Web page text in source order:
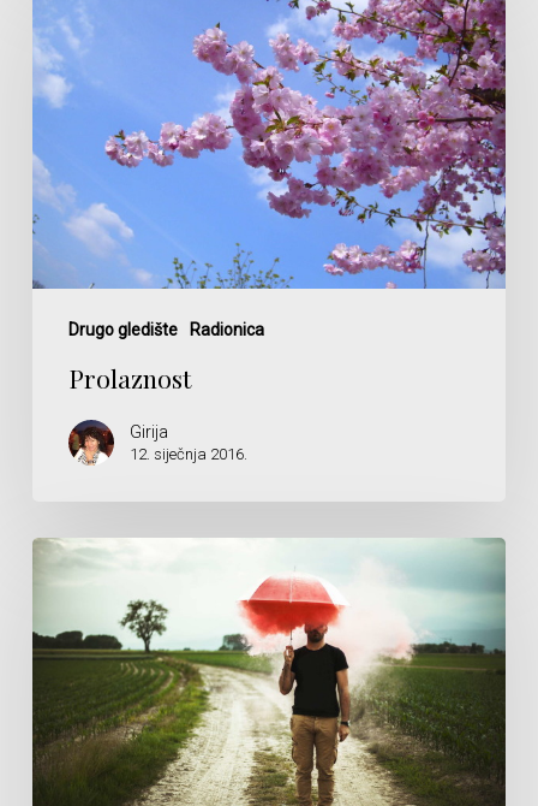
Drugo gledište Radionica
Prolaznost
Girija
12. siječnja 2016.
Magla
naše